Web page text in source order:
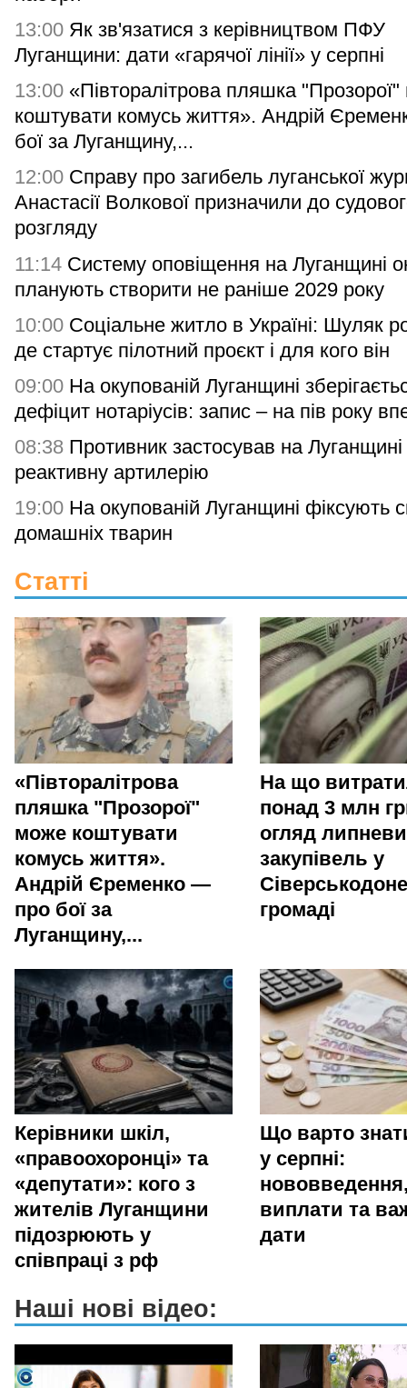
13:00 Як зв'язатися з керівництвом ПФУ
Луганщини: дати «гарячої лінії» у серпні
13:00 «Півторалітрова пляшка
коштувати комусь життя». Андрій
бої за Луганщину,...
12:00 Справу про загибель луганської
Анастасії Волкової призначили до
розгляду
11:14 Систему оповіщення на Луганщині
планують створити не раніше 2029 року
10:00 Соціальне житло в Україні: Шуляк
де стартує пілотний проєкт і для кого він
09:00 На окупованій Луганщині
дефіцит нотаріусів: запис – на пів року
08:38 Противник застосував на Луганщині
реактивну артилерію
19:00 На окупованій Луганщині фіксують
домашніх тварин
Статті
«Півторалітрова
пляшка "Прозорої"
може коштувати
комусь життя».
Андрій Єременко —
про бої за
Луганщину,...
На що
понад 3 млн
огляд
закупівель у
громаді
Керівники шкіл,
«правоохоронці» та
«депутати»: кого з
жителів Луганщини
підозрюють у
співпраці з рф
Що варто
у серпні:
виплати та
дати
Наші нові відео: